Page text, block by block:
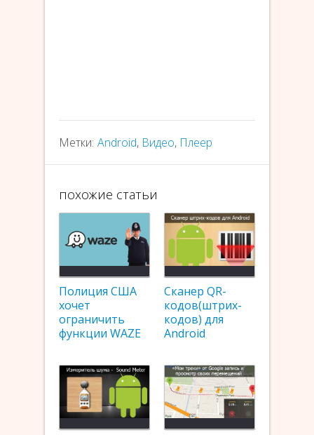
Метки: Android, Видео, Плеер
похожие статьи
Полиция США
хочет
ограничить
функции WAZE
Сканер QR-
кодов(штрих-
кодов) для
Android